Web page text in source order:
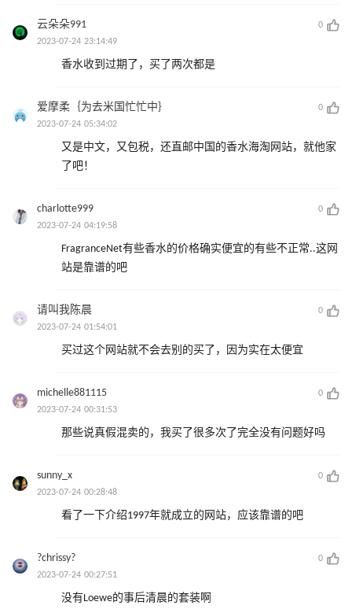
云朵朵991
0
2023-07-24 23:14:49
香水收到过期了，买了两次都是
爱摩柔｛为去米国忙忙中｝
0
2023-07-24 05:34:02
又是中文，又包税，还直邮中国的香水海淘网站，就他家
了吧！
charlotte999
0
2023-07-24 04:19:58
FragranceNet有些香水的价格确实便宜的有些不正常..这网
站是靠谱的吧
请叫我陈晨
0
2023-07-24 01:54:01
买过这个网站就不会去别的买了，因为实在太便宜
michelle881115
0
2023-07-24 00:31:53
那些说真假混卖的，我买了很多次了完全没有问题好吗
sunny_x
0
2023-07-24 00:28:48
看了一下介绍1997年就成立的网站，应该靠谱的吧
?chrissy?
0
2023-07-24 00:27:51
没有Loewe的事后清晨的套装啊